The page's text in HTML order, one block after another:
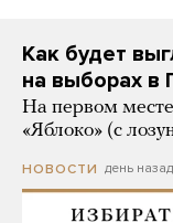
Как будет
на выборах в
На первом
«Яблоко» (с
НОВОСТИ день назад